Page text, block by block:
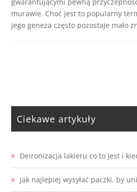
murawie. Choć jest to popularny
jego geneza często pozostaje mało
Ciekawe artykuły
Deironizacja lakieru co to jest i
Jak najlepiej wysyłać paczki, by